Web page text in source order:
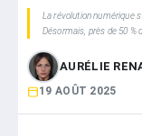
La révolution numérique
Désormais, près de 50 %
AURÉLIE
19 AOÛT 2025